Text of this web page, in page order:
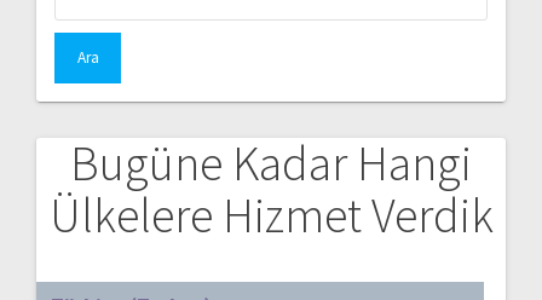
Bugüne Kadar Hangi
Ülkelere Hizmet Verdik